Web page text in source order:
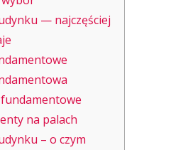
— najczęściej
na palach
– o czym